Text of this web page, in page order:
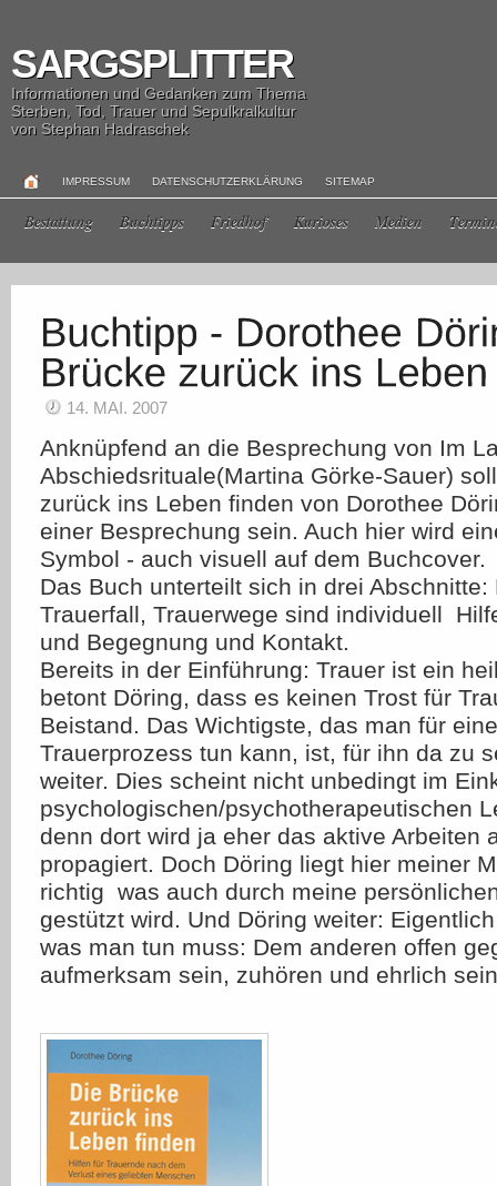
SARGSPLITTER
Informationen und Gedanken zum Thema
Sterben, Tod, Trauer und Sepulkralkultur
von Stephan Hadraschek
IMPRESSUM DATENSCHUTZERKLÄRUNG SITEMAP
Bestattung Buchtipps Friedhof Kurioses Medien
14. MAI. 2007
Anknüpfend an die Besprechung von Im
Abschiedsrituale(Martina Görke-Sauer)
zurück ins Leben finden von Dorothee
einer Besprechung sein. Auch hier wird
Symbol - auch visuell auf dem Buchcover.
Das Buch unterteilt sich in drei Abschnitte:
Trauerfall, Trauerwege sind individuell 
und Begegnung und Kontakt.
Bereits in der Einführung: Trauer ist ein
betont Döring, dass es keinen Trost für
Beistand. Das Wichtigste, das man für
Trauerprozess tun kann, ist, für ihn da zu
weiter. Dies scheint nicht unbedingt im
psychologischen/psychotherapeutischen
denn dort wird ja eher das aktive Arbeiten
propagiert. Doch Döring liegt hier meiner
richtig  was auch durch meine
gestützt wird. Und Döring weiter:
was man tun muss: Dem anderen offen
aufmerksam sein, zuhören und ehrlich sein [